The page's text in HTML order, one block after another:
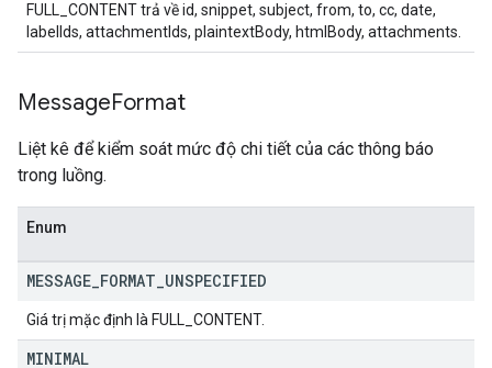
FULL_CONTENT trả về id, snippet, subject, from, to, cc, date,
labelIds, attachmentIds, plaintextBody, htmlBody, attachments.
MessageFormat
Liệt kê để kiểm soát mức độ chi tiết của các thông báo
trong luồng.
Enum
MESSAGE FORMAT UNSPECIFIED
Giá trị mặc định là FULL_CONTENT.
MINIMAL